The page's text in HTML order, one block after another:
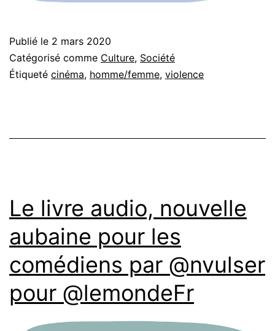
Publié le 2 mars 2020
Catégorisé comme Culture, Société
Étiqueté cinéma, homme/femme, violence
Le livre audio, nouvelle
aubaine pour les
comédiens par @nvulser
pour @lemondeFr